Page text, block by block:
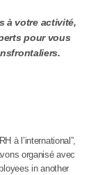
à votre activité,
pour vous
à l’international”,
organisé avec
in another